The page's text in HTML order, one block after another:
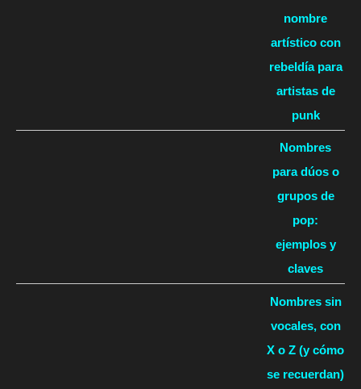
nombre
artístico con
rebeldía para
artistas de
punk
Nombres
para dúos o
grupos de
pop:
ejemplos y
claves
Nombres sin
vocales, con
X o Z (y cómo
se recuerdan)